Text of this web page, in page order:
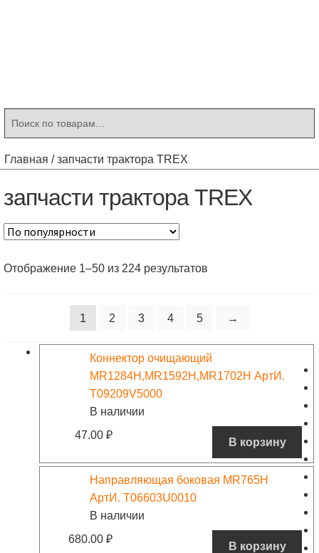
Главная /запчасти трактора TREX
запчасти трактора TREX
Отображение 1–50 из 224 результатов
1 2 3 4 5 →
Коннектор очищающий
MR1284H,MR1592H,MR1702H АртИ.
T09209V5000
В наличии
47.00 ₽
В корзину
Направляющая боковая MR765H
АртИ. T06603U0010
В наличии
680.00 ₽
В корзину